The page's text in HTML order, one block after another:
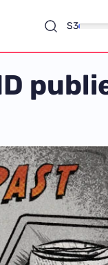
S3